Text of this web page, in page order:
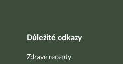
Důležité odkazy
Zdravé recepty